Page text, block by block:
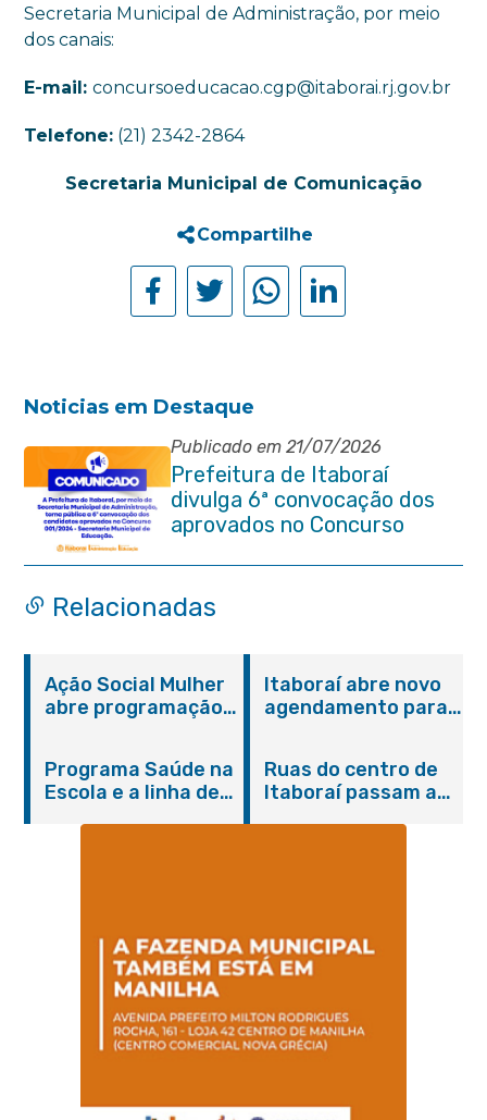
Secretaria Municipal de Administração, por meio
dos canais:
E-mail:concursoeducacao.cgp@itaborai.rj.gov.br
Telefone: (21) 2342-2864
Secretaria Municipal de Comunicação
Compartilhe
Noticias em Destaque
Publicado em 21/07/2026
Prefeitura de Itaboraí
divulga 6ª convocação dos
aprovados no Concurso
Educação
Relacionadas
Ação Social Mulher
abre programação
serviços gratuitos e
orientações
Itaboraí abre novo
agendamento para
Programa Saúde na
Escola e a linha de
Magalhães Seabra
Ruas do centro de
Itaboraí passam a